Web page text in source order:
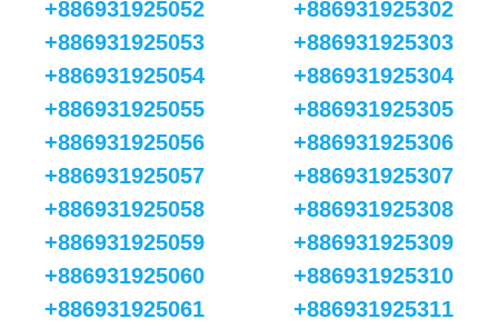
+886931925052
+886931925053
+886931925054
+886931925055
+886931925056
+886931925057
+886931925058
+886931925059
+886931925060
+886931925061
+886931925302
+886931925303
+886931925304
+886931925305
+886931925306
+886931925307
+886931925308
+886931925309
+886931925310
+886931925311